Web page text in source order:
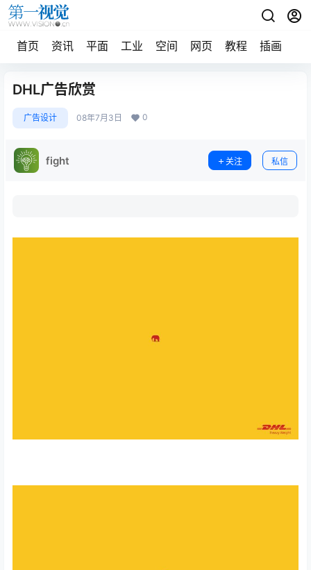
首页 资讯 平面 工业 空间 网页 教程 插画
DHL广告欣赏
广告设计 08年7月3日 0
fight 关注 私信